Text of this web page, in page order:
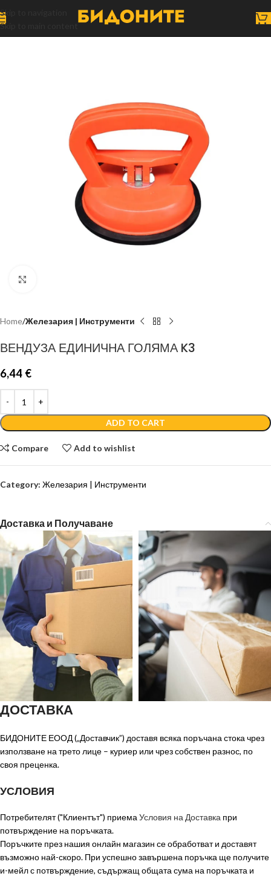
Skip to navigation
Skip to main content
Home Железария | Инструменти
ВЕНДУЗА ЕДИНИЧНА ГОЛЯМА K3
6,44 €
ADD TO CART
Compare Add to wishlist
Category: Железария | Инструменти
Доставка и Получаване
ДОСТАВКА
БИДОНИТЕ ЕООД („Доставчик”) доставя всяка поръчана стока чрез
използване на трето лице – куриер или чрез собствен разнос, по
своя преценка.
УСЛОВИЯ
Потребителят ("Клиентът") приема Условия на Доставка при
потвърждение на поръчката.
Поръчките през нашия онлайн магазин се обработват и доставят
възможно най-скоро. При успешно завършена поръчка ще получите
и-мейл с потвърждение, съдържащ общата сума на поръчката и